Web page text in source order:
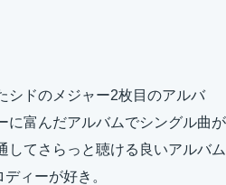
シドのメジャー2枚目のアルバ
に富んだアルバムでシングル曲が
してさらっと聴ける良いアルバム
ィーが好き。